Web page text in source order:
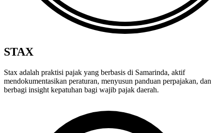
STAX
Stax adalah praktisi pajak yang berbasis di Samarinda, aktif
mendokumentasikan peraturan, menyusun panduan perpajakan, dan
berbagi insight kepatuhan bagi wajib pajak daerah.